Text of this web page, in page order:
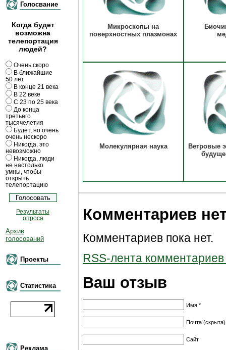
Голосвание
Когда будет
возможна
телепортация
людей?
Очень скоро
В ближайшие
50 лет
В конце 21 века
В 22 веке
С 23 по 25 века
До конца
третьего
тысячелетия
Будет, но очень
очень нескоро
Никогда, это
невозможно
Никогда, люди
не настолько
умны, чтобы
открыть
телепортацию
Результаты
опроса
Архив
голосований
Проекты
Статистика
Реклама
Микроскопы на
поверхностных плазмонах
Молекулярная наука
Ветровые
Комментариев
Комментариев пока нет.
RSS-лента комментариев
Ваш отзыв
Имя *
Почта
Сайт